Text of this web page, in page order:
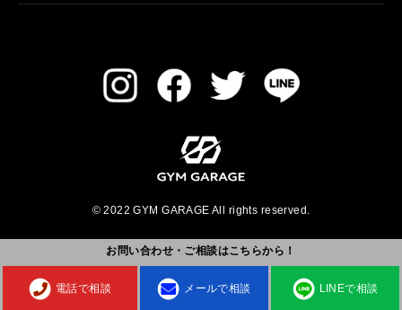
© 2022 GYM GARAGE All rights reserved.
お問い合わせ・ご相談はこちらから！
電話で相談 メールで相談 LINEで相談